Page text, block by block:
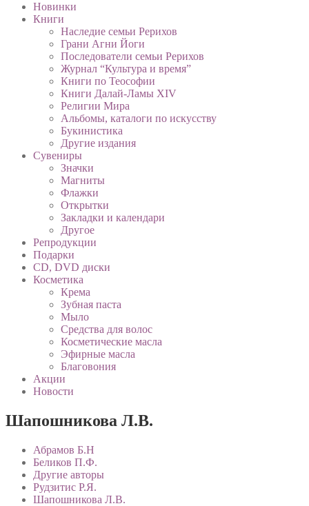
Новинки
Книги
Наследие семьи Рерихов
Грани Агни Йоги
Последователи семьи Рерихов
Журнал “Культура и время”
Книги по Теософии
Книги Далай-Ламы XIV
Религии Мира
Альбомы, каталоги по искусству
Букинистика
Другие издания
Сувениры
Значки
Магниты
Флажки
Открытки
Закладки и календари
Другое
Репродукции
Подарки
CD, DVD диски
Косметика
Крема
Зубная паста
Мыло
Средства для волос
Косметические масла
Эфирные масла
Благовония
Акции
Новости
Шапошникова Л.В.
Абрамов Б.Н
Беликов П.Ф.
Другие авторы
Рудзитис Р.Я.
Шапошникова Л.В.